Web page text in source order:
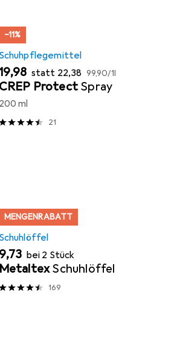
−11%
Schuhpflegemittel
statt EUR
22,38 EUR
99,90/1l
CREP ProtectSpray
200 ml
21
MENGENRABATT
Schuhlöffel
EUR
9,73 bei 2 Stück
MetaltexSchuhlöffel
169